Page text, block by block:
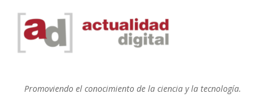
Promoviendo el conocimiento de la ciencia y la tecnología.